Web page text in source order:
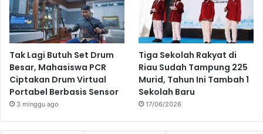
Tak Lagi Butuh Set Drum
Besar, Mahasiswa PCR
Ciptakan Drum Virtual
Portabel Berbasis Sensor
3 minggu ago
Tiga Sekolah Rakyat di
Riau Sudah Tampung 225
Murid, Tahun Ini Tambah 1
Sekolah Baru
17/06/2026